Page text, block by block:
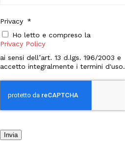
Privacy *
Ho letto e compreso la
Privacy Policy
ai sensi dell’art. 13 d.lgs. 196/2003 e
accetto integralmente i termini d'uso.
Invia